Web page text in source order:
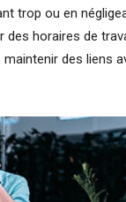
trop ou en
des horaires de
des liens